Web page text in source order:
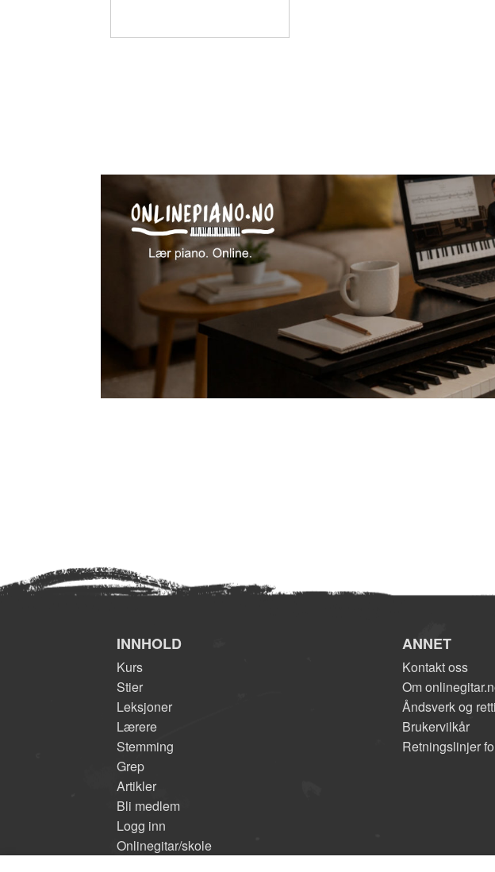
INNHOLD
Kurs
Stier
Leksjoner
Lærere
Stemming
Grep
Artikler
Bli medlem
Logg inn
Onlinegitar/skole
ANNET
Kontakt oss
Om
Åndsverk og
Brukervilkår
Retningslinjer